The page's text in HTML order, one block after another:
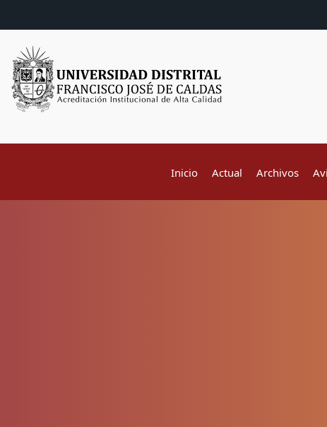
Inicio Actual Archivos